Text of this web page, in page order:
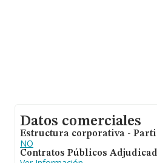
Datos comerciales
Estructura corporativa -
NO
Contratos Públicos